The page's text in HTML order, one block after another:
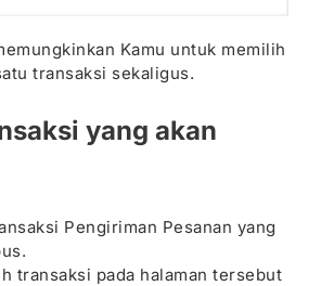
Kamu untuk memilih
transaksi sekaligus.
yang akan
Pengiriman Pesanan yang
transaksi pada halaman tersebut